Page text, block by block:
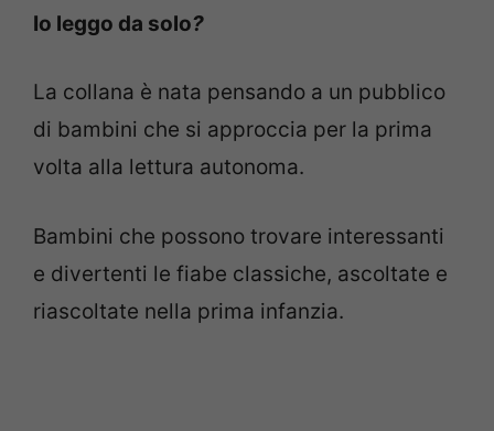
Io leggo da solo?
La collana è nata pensando a un pubblico
di bambini che si approccia per la prima
volta alla lettura autonoma.
Bambini che possono trovare interessanti
e divertenti le fiabe classiche, ascoltate e
riascoltate nella prima infanzia.